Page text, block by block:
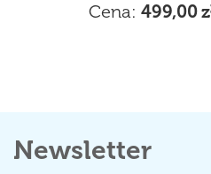
Cena:499,00 zł
Newsletter